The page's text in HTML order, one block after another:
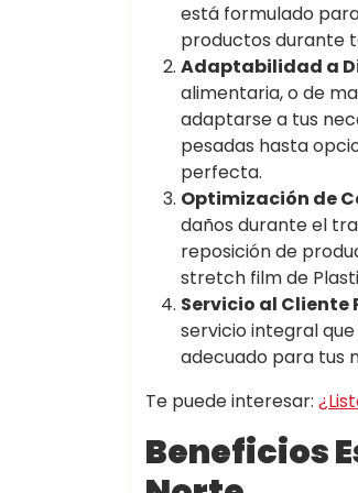
está formulado
productos durante
Adaptabilidad a
alimentaria, o de
adaptarse a tus
pesadas hasta
perfecta.
Optimización de
daños durante el
reposición de
stretch film de
Servicio al Cliente
servicio integral
adecuado para tus
Te puede interesar:
Beneficios